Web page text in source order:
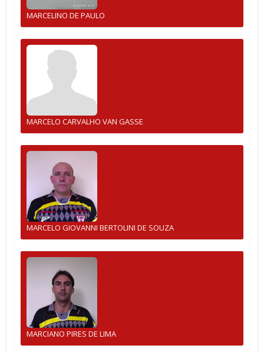
MARCELINO DE PAULO
MARCELO CARVALHO VAN GASSE
MARCELO GIOVANNI BERTOLINI DE SOUZA
MARCIANO PIRES DE LIMA